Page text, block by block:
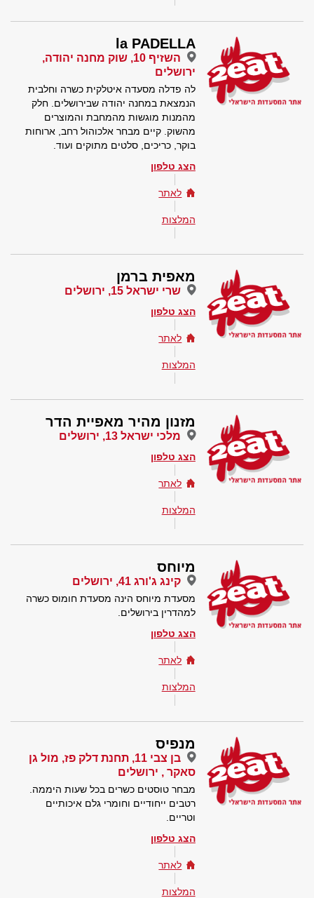
la PADELLA
השזיף 10, שוק מחנה יהודה,
ירושלים
לה פדלה מסעדה איטלקית כשרה וחלבית
הנמצאת במחנה יהודה שבירושלים. חלק
מהמנות מוגשות מהמחבת והמוצרים
מהשוק. קיים מבחר אלכוהול רחב, ארוחות
בוקר, כריכים, סלטים מתוקים ועוד.
הצג טלפון
לאתר
המלצות
מאפית ברמן
שרי ישראל 15, ירושלים
הצג טלפון
לאתר
המלצות
מזנון מהיר מאפיית הדר
מלכי ישראל 13, ירושלים
הצג טלפון
לאתר
המלצות
מיוחס
קינג ג'ורג 41, ירושלים
מסעדת מיוחס הינה מסעדת חומוס כשרה
למהדרין בירושלים.
הצג טלפון
לאתר
המלצות
מנפיס
בן צבי 11, תחנת דלק פז, מול גן
סאקר , ירושלים
מבחר טוסטים כשרים בכל שעות היממה.
רטבים ייחודיים וחומרי גלם איכותיים
וטריים.
הצג טלפון
לאתר
המלצות